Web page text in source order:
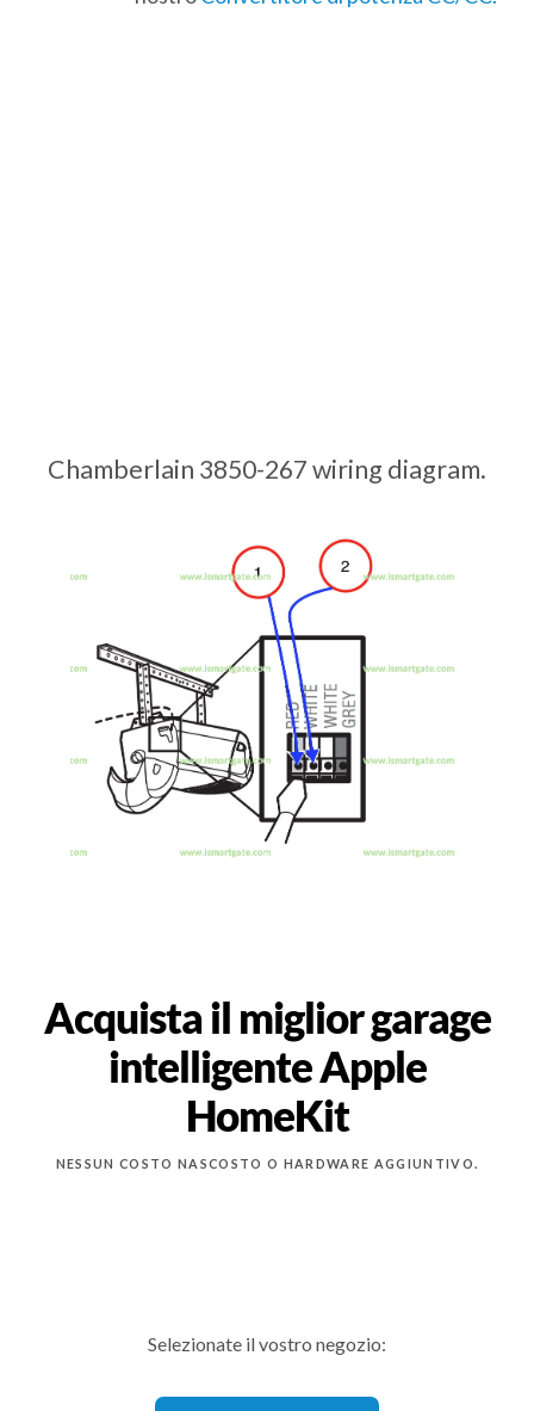
Chamberlain 3850-267 wiring diagram.
Acquista il miglior garage
intelligente Apple
HomeKit
NESSUN COSTO NASCOSTO O HARDWARE AGGIUNTIVO.
Selezionate il vostro negozio: